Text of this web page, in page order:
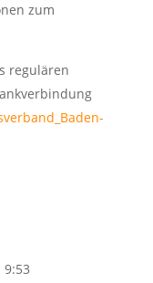
zum
regulären
9:53